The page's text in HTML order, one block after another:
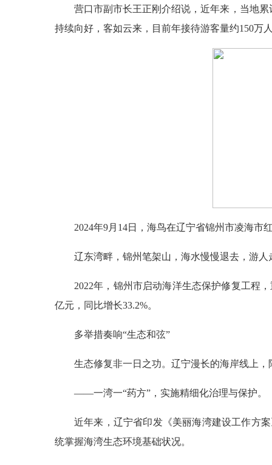
营口市副市长王正刚介绍说，近年来，当地
持续向好，客如云来，目前年接待游客量约150万
2024年9月14日，海鸟在辽宁省锦州市凌海市
辽东湾畔，锦州笔架山，海水慢慢退去，游
2022年，锦州市启动海洋生态保护修复工程
亿元，同比增长33.2%。
多举措奏响“生态和弦”
生态修复非一日之功。辽宁漫长的海岸线上
——一湾一“药方”，实施精细化治理与保护。
近年来，辽宁省印发《美丽海湾建设工作方
统掌握海湾生态环境基础状况。